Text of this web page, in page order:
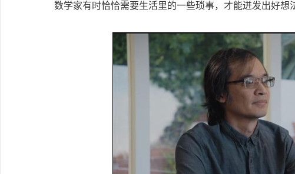
数学家有时恰恰需要生活里的一些琐事，才能迸发出好想